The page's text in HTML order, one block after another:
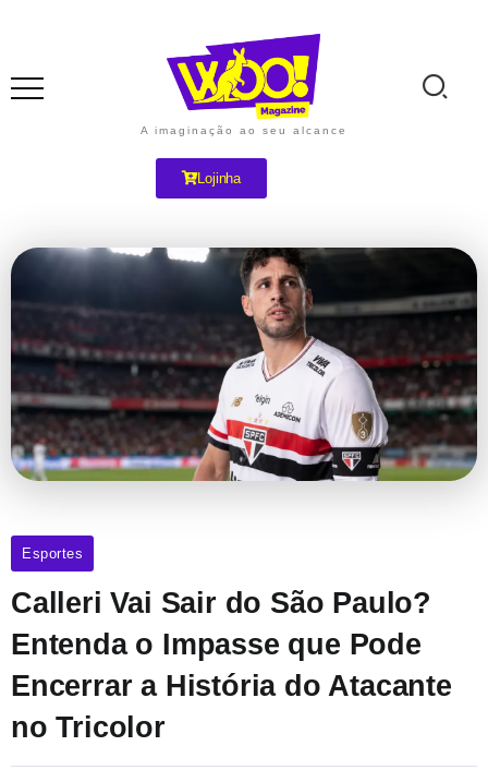
A imaginação ao seu alcance
Lojinha
Esportes
Calleri Vai Sair do São Paulo?
Entenda o Impasse que Pode
Encerrar a História do Atacante
no Tricolor